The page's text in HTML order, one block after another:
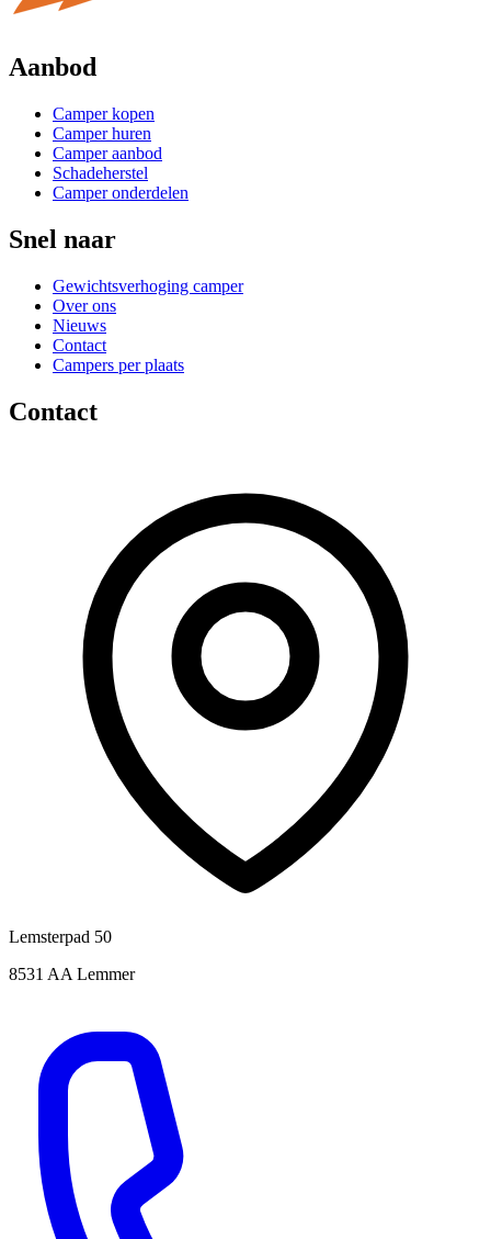
Aanbod
Camper kopen
Camper huren
Camper aanbod
Schadeherstel
Camper onderdelen
Snel naar
Gewichtsverhoging camper
Over ons
Nieuws
Contact
Campers per plaats
Contact
Lemsterpad 50
8531 AA Lemmer